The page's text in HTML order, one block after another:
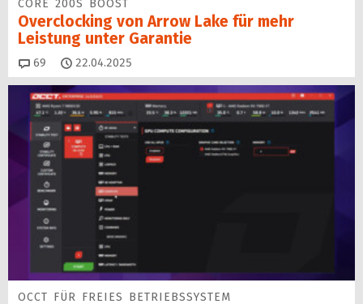
CORE 200S BOOST
Overclocking von Arrow Lake für mehr
Leistung unter Garantie
69 Kommentare
22.04.2025
OCCT FÜR FREIES BETRIEBSSYSTEM